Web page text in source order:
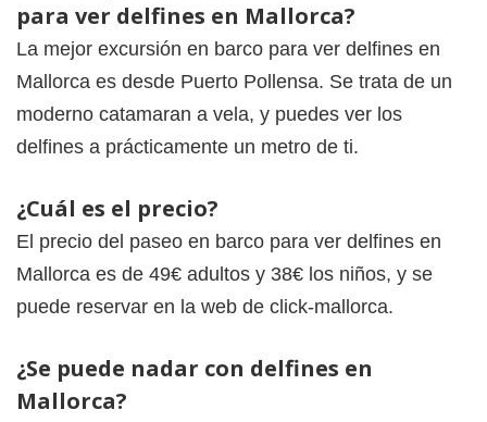
para ver delfines en Mallorca?
La mejor excursión en barco para ver delfines en
Mallorca es desde Puerto Pollensa. Se trata de un
moderno catamaran a vela, y puedes ver los
delfines a prácticamente un metro de ti.
¿Cuál es el precio?
El precio del paseo en barco para ver delfines en
Mallorca es de 49€ adultos y 38€ los niños, y se
puede reservar en la web de click-mallorca.
¿Se puede nadar con delfines en
Mallorca?